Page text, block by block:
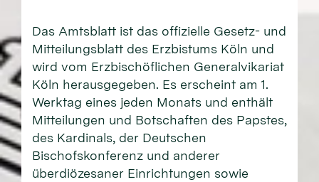
Das Amtsblatt ist das offizielle Gesetz- und
Mitteilungsblatt des Erzbistums Köln und
wird vom Erzbischöflichen Generalvikariat
Köln herausgegeben. Es erscheint am 1.
Werktag eines jeden Monats und enthält
Mitteilungen und Botschaften des Papstes,
des Kardinals, der Deutschen
Bischofskonferenz und anderer
überdiözesaner Einrichtungen sowie